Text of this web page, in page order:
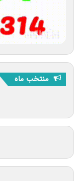
منتخب ماه